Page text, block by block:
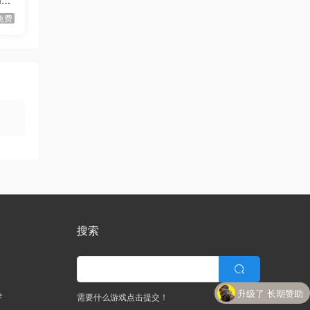
费
1*********4
VIP
u***********7 6天前
VIP 升级了 长期赞助
搜索
需要什么游戏点击提交！ 升级了 长期赞助